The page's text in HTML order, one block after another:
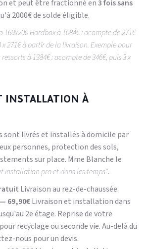
et peut être fractionné en3 fois sans
2000€ de solde éligible.
Hardbox à 1084€ : acompte de 271€
271€ à partir de la livraison.Exemple pour
à 1384€ : acompte de 346€, puis 3 x
INSTALLATION À
sont livrés et installés à domicile par
personnes, protection des sols,
sur place. Mme Blanche le
installation pro et dans les temps".
Livraison au rez-de-chaussée.
69,90€Livraison et installation dans
2e étage. Reprise de votre
recyclage ou seconde vie. Au-delà du
nous pour un devis.